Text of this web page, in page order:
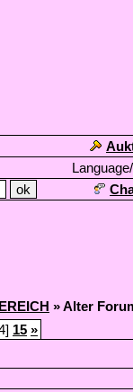
» Alter
15 »